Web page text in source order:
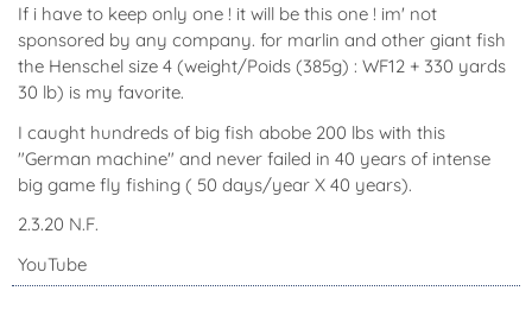
If i have to keep only one ! it will be this one ! im' not
sponsored by any company. for marlin and other giant fish
the Henschel size 4 (weight/Poids (385g) : WF12 + 330 yards
30 lb) is my favorite.
I caught hundreds of big fish abobe 200 lbs with this
"German machine" and never failed in 40 years of intense
big game fly fishing ( 50 days/year X 40 years).
2.3.20 N.F.
YouTube